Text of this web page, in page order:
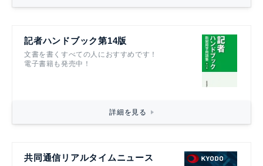
記者ハンドブック第14版
文書を書くすべての人におすすめです！
電子書籍も発売中！
詳細を見る
共同通信リアルタイムニュース